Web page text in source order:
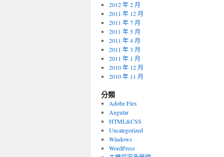
2012 年 2 月
2011 年 12 月
2011 年 7 月
2011 年 5 月
2011 年 4 月
2011 年 3 月
2011 年 1 月
2010 年 12 月
2010 年 11 月
分類
Adobe Flex
Angular
HTML&CSS
Uncategorized
Windows
WordPress